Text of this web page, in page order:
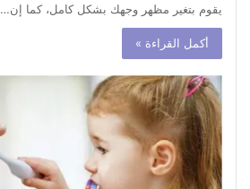
يقوم بتغير مظهر وجهك بشكل كامل، كما إن…
أكمل القراءة »